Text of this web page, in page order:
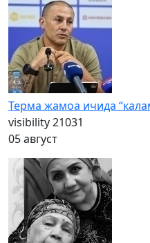
Терма жамоа ичида
visibility21031
05 август